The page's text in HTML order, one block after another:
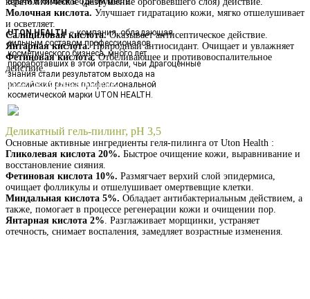
UTON HEALTH – компания, обладающая
сильным составом профессионалов
косметического бизнеса, много лет
проработавших в этой отрасли, чьи драгоценные
знания стали результатом выхода на
российский рынок профессиональной
косметической марки UTON HEALTH.
Молочная кислота. Улучшает гидратацию кожи, мягко отшелушивает
и осветляет.
Салициловая кислота.Оказывает антисептическое действие.
Янтарная кислота.Природный антиосидант. Очищает и увлажняет
Фетиновая кислота.Отбеливающее и противовоспалительное
действие.
Получить презентацию
Деликатный гель-пилинг, pH 3,5
Основные активные ингредиенты геля-пилинга от Uton Health :
Гликолевая кислота 20%. Быстрое очищение кожи, выравнивание и
восстановление сияния.
Фетиновая кислота 10%. Размягчает верхий слой эпидермиса,
очищает фолликулы и отшелушивает омертвевщие клетки.
Миндальная кислота 5%. Обладает антибактериальным действием, а
также, помогает в процессе регенерации кожи и очищении пор.
Янтарная кислота 2%. Разглаживает морщинки, устраняет
отечность, снимает воспаления, замедляет возрастные изменения.